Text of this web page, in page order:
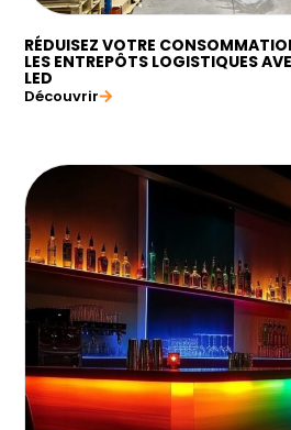
RÉDUISEZ VOTRE
LES ENTREPÔTS LOGISTIQUES
LED
Découvrir